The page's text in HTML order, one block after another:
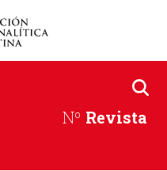
Nº Revista